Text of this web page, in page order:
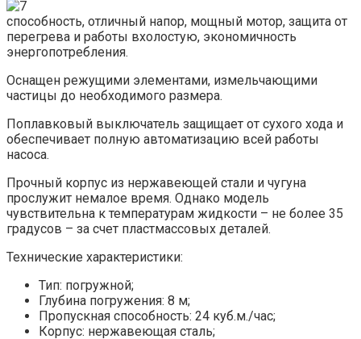
способность, отличный напор, мощный мотор, защита от
перегрева и работы вхолостую, экономичность
энергопотребления.
Оснащен режущими элементами, измельчающими
частицы до необходимого размера.
Поплавковый выключатель защищает от сухого хода и
обеспечивает полную автоматизацию всей работы
насоса.
Прочный корпус из нержавеющей стали и чугуна
прослужит немалое время. Однако модель
чувствительна к температурам жидкости – не более 35
градусов – за счет пластмассовых деталей.
Технические характеристики:
Тип: погружной;
Глубина погружения: 8 м;
Пропускная способность: 24 куб.м./час;
Корпус: нержавеющая сталь;